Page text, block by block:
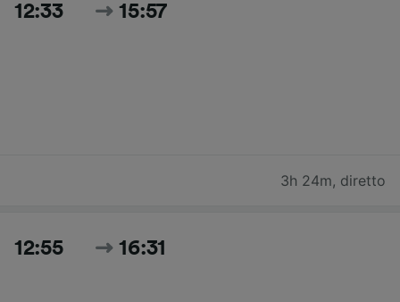
12:33 15:57
3h 24m, diretto
12:55 16:31